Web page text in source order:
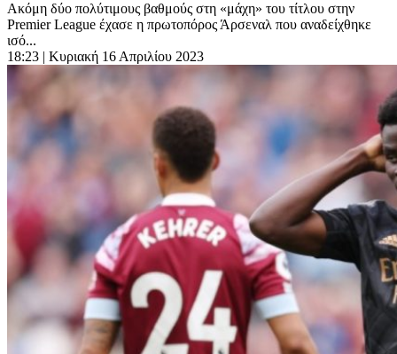
Ακόμη δύο πολύτιμους βαθμούς στη «μάχη» του τίτλου στην
Premier League έχασε η πρωτοπόρος Άρσεναλ που αναδείχθηκε
ισό...
18:23 | Κυριακή 16 Απριλίου 2023